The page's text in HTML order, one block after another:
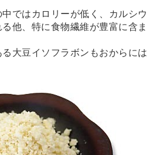
ではカロリーが低く、カルシウ
他、特に食物繊維が豊富に含ま
大豆イソフラボンもおからには